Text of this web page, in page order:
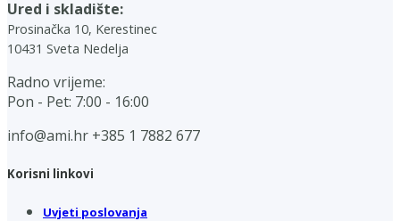
Ured i skladište:
Prosinačka 10, Kerestinec
10431 Sveta Nedelja
Radno vrijeme:
Pon - Pet: 7:00 - 16:00
info@ami.hr +385 1 7882 677
Korisni linkovi
Uvjeti poslovanja